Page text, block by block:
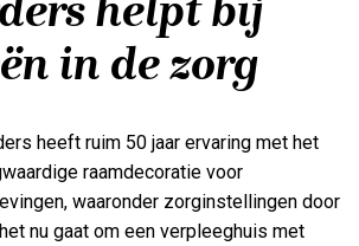
helpt bij
in de zorg
heeft ruim 50 jaar ervaring met het
raamdecoratie voor
waaronder zorginstellingen door
nu gaat om een verpleeghuis met